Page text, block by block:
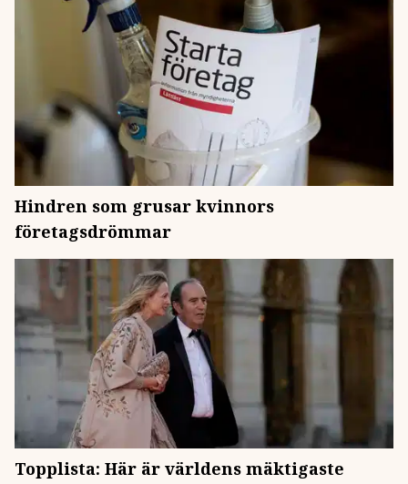
Hindren som grusar kvinnors
företagsdrömmar
Topplista: Här är världens mäktigaste